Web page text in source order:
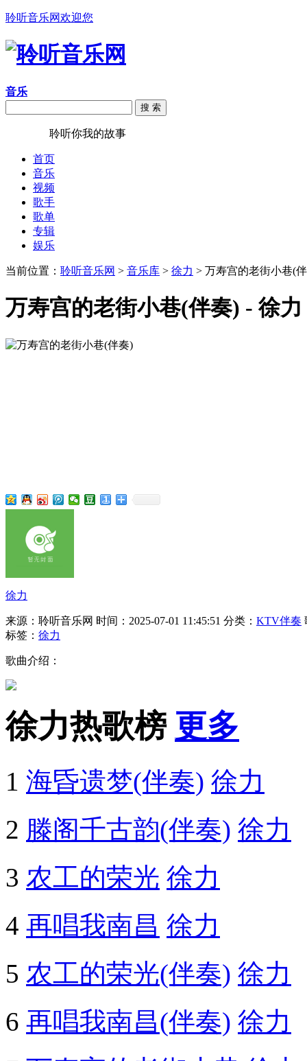
聆听音乐网欢迎您
音乐
搜 索
聆听你我的故事
首页
音乐
视频
歌手
歌单
专辑
娱乐
当前位置： 聆听音乐网 > 音乐库 > 徐力 > 万寿宫的老街小巷(
万寿宫的老街小巷(伴奏) - 徐力
徐力
来源：聆听音乐网 时间：2025-07-01 11:45:51 分类： KTV伴奏
标签： 徐力
歌曲介绍：
徐力热歌榜 更多
1 海昏遗梦(伴奏) 徐力
2 滕阁千古韵(伴奏) 徐力
3 农工的荣光 徐力
4 再唱我南昌 徐力
5 农工的荣光(伴奏) 徐力
6 再唱我南昌(伴奏) 徐力